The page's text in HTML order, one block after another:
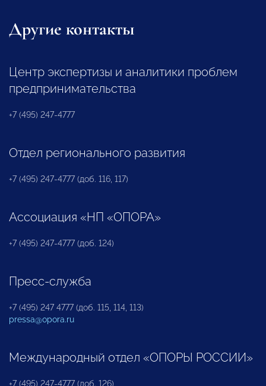
Другие контакты
Центр экспертизы и аналитики проблем
предпринимательства
+7 (495) 247-4777
Отдел регионального развития
+7 (495) 247-4777 (доб. 116, 117)
Ассоциация «НП «ОПОРА»
+7 (495) 247-4777 (доб. 124)
Пресс-служба
+7 (495) 247 4777 (доб. 115, 114, 113)
pressa@opora.ru
Международный отдел «ОПОРЫ РОССИИ»
+7 (495) 247-4777 (доб. 126)